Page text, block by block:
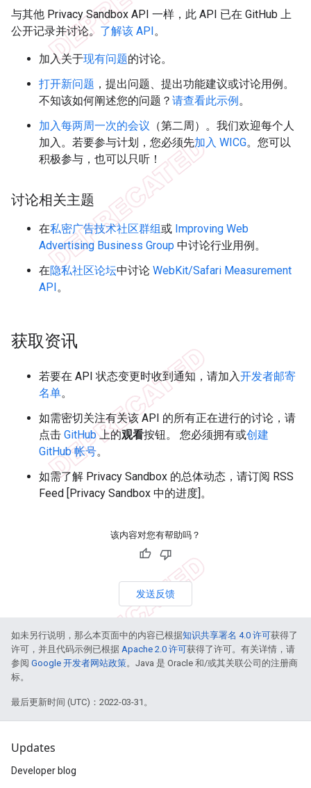
与其他 Privacy Sandbox API 一样，此 API 已在 GitHub 上
公开记录并讨论。 了解该 API。
加入关于现有问题的讨论。
打开新问题 ，提出问题、提出功能建议或讨论用例。
不知该如何阐述您的问题？ 请查看此示例。
加入每两周一次的会议 （第二周）。我们欢迎每个人
加入。若要参与计划，您必须先加入 WICG。您可以
积极参与，也可以只听！
讨论相关主题
在私密广告技术社区群组或 Improving Web
Advertising Business Group 中讨论行业用例。
在隐私社区论坛中讨论 WebKit/Safari Measurement
API。
获取资讯
若要在 API 状态变更时收到通知，请加入开发者邮寄
名单。
如需密切关注有关该 API 的所有正在进行的讨论，请
点击 GitHub上的观看按钮。 您必须拥有或创建
GitHub 帐号。
如需了解 Privacy Sandbox 的总体动态，请订阅 RSS
Feed [Privacy Sandbox 中的进度]。
该内容对您有帮助吗？
发送反馈
如未另行说明，那么本页面中的内容已根据知识共享署名 4.0 许可获得了
许可，并且代码示例已根据 Apache 2.0 许可获得了许可。有关详情，请
参阅 Google 开发者网站政策。Java 是 Oracle 和/或其关联公司的注册商
标。
最后更新时间 (UTC)：2022-03-31。
Updates
Developer blog